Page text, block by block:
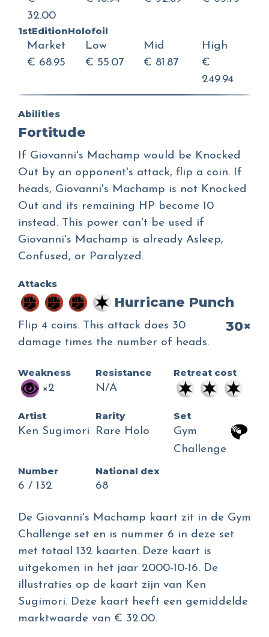
32.00
1stEditionHolofoil
Market
€ 68.95
Low
€ 55.07
Mid
€ 81.87
High
€
249.94
Abilities
Fortitude
If Giovanni's Machamp would be Knocked
Out by an opponent's attack, flip a coin. If
heads, Giovanni's Machamp is not Knocked
Out and its remaining HP become 10
instead. This power can't be used if
Giovanni's Machamp is already Asleep,
Confused, or Paralyzed.
Attacks
Hurricane Punch
30×
Flip 4 coins. This attack does 30
damage times the number of heads.
Weakness
×2
Resistance
N/A
Retreat cost
Artist
Ken Sugimori
Rarity
Rare Holo
Set
Gym
Challenge
Number
6 / 132
National dex
68
De Giovanni's Machamp kaart zit in de Gym
Challenge set en is nummer 6 in deze set
met totaal 132 kaarten. Deze kaart is
uitgekomen in het jaar 2000-10-16. De
illustraties op de kaart zijn van Ken
Sugimori. Deze kaart heeft een gemiddelde
marktwaarde van € 32.00.